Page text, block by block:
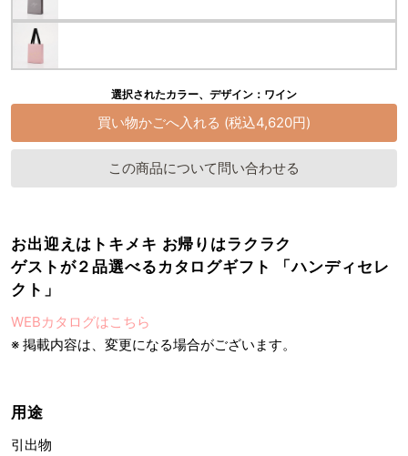
選択されたカラー、デザイン：ワイン
この商品について問い合わせる
お出迎えはトキメキ お帰りはラクラク
ゲストが２品選べるカタログギフト 「ハンディセレ
クト」
WEBカタログはこちら
※ 掲載内容は、変更になる場合がございます。
用途
引出物